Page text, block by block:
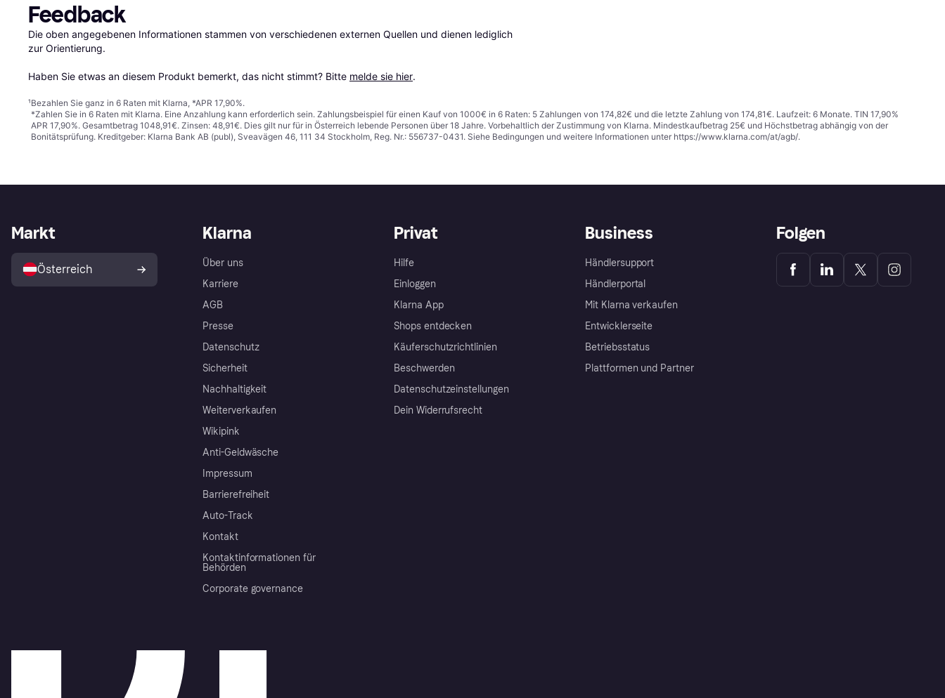
Feedback
Die oben angegebenen Informationen stammen von verschiedenen externen Quellen und dienen lediglich
zur Orientierung.
Haben Sie etwas an diesem Produkt bemerkt, das nicht stimmt? Bitte melde sie hier.
¹Bezahlen Sie ganz in 6 Raten mit Klarna, *APR 17,90%.
*Zahlen Sie in 6 Raten mit Klarna. Eine Anzahlung kann erforderlich sein. Zahlungsbeispiel für einen Kauf von 1000€ in 6 Raten: 5 Zahlungen von 174,82€ und die letzte Zahlung von 174,81€. Laufzeit: 6 Monate. TIN 17,90%
APR 17,90%. Gesamtbetrag 1048,91€. Zinsen: 48,91€. Dies gilt nur für in Österreich lebende Personen über 18 Jahre. Vorbehaltlich der Zustimmung von Klarna. Mindestkaufbetrag 25€ und Höchstbetrag abhängig von der
Bonitätsprüfung. Kreditgeber: Klarna Bank AB (publ), Sveavägen 46, 111 34 Stockholm, Reg. Nr.: 556737-0431. Siehe Bedingungen und weitere Informationen unter https://www.klarna.com/at/agb/.
Klarna
Über uns
Karriere
AGB
Presse
Datenschutz
Sicherheit
Nachhaltigkeit
Weiterverkaufen
Wikipink
Anti-Geldwäsche
Impressum
Barrierefreiheit
Auto-Track
Kontakt
Kontaktinformationen für
Behörden
Corporate governance
Privat
Hilfe
Einloggen
Klarna App
Shops entdecken
Käuferschutzrichtlinien
Beschwerden
Datenschutzeinstellungen
Dein Widerrufsrecht
Business
Händlersupport
Händlerportal
Mit Klarna verkaufen
Entwicklerseite
Betriebsstatus
Plattformen und Partner
Markt
Österreich
Folgen